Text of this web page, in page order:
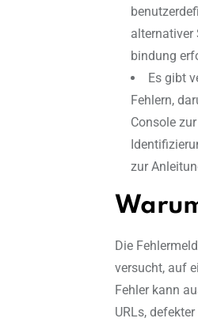
alternativer
bindung
Es gibt
Fehlern,
Console
zur
Die
versucht, auf
Fehler kann
URLs,